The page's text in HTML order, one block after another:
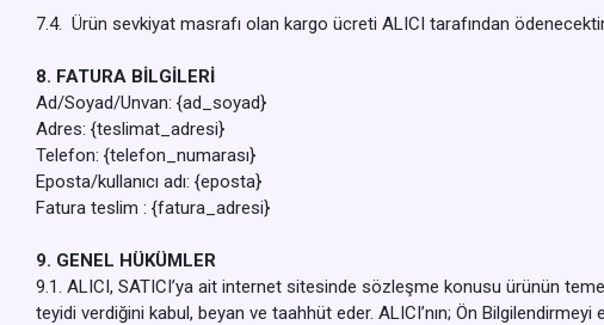
7.4. Ürün sevkiyat masrafı olan kargo ücreti ALICI tarafından
8. FATURA BİLGİLERİ
Ad/Soyad/Unvan: {ad_soyad}
Adres: {teslimat_adresi}
Telefon: {telefon_numarası}
Eposta/kullanıcı adı: {eposta}
Fatura teslim : {fatura_adresi}
9. GENEL HÜKÜMLER
9.1. ALICI, SATICI’ya ait internet sitesinde sözleşme konusu ürünün
teyidi verdiğini kabul, beyan ve taahhüt eder. ALICI’nın; Ön